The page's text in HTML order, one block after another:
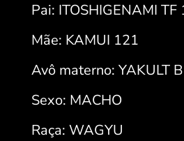
Pai: ITOSHIGENAMI TF
Mãe: KAMUI 121
Avô materno: YAKULT
Sexo: MACHO
Raça: WAGYU